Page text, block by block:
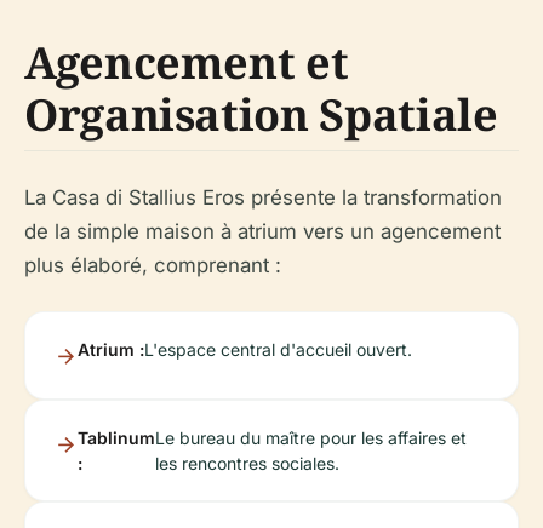
Agencement et
Organisation Spatiale
La Casa di Stallius Eros présente la transformation
de la simple maison à atrium vers un agencement
plus élaboré, comprenant :
Atrium :L'espace central d'accueil ouvert.
Tablinum
:
Le bureau du maître pour les affaires et
les rencontres sociales.